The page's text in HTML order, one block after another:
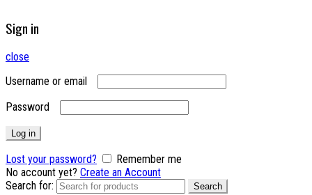
Sign in
close
Username or email
Password
Log in
Lost your password?
Remember me
No account yet? Create an Account
Search for:
Search